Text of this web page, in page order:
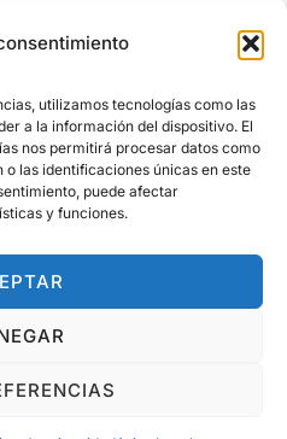
utilizamos tecnologías como las
a la información del dispositivo. El
nos permitirá procesar datos como
las identificaciones únicas en este
puede afectar
y funciones.
y privacidad
y newsletter